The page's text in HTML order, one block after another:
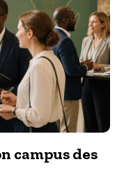
campus des